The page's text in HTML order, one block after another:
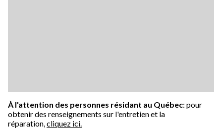
À l'attention des personnes résidant au Québec: pour
obtenir des renseignements sur l'entretien et la
réparation,cliquez ici.